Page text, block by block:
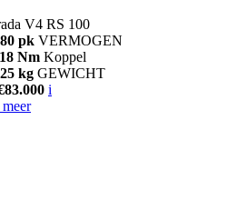
V4 RS 100
pk VERMOGEN
Nm Koppel
kg GEWICHT
i